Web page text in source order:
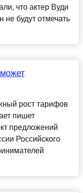
что актер Вуди
не будут отмечать
рост тарифов
пишет
предложений
Российского